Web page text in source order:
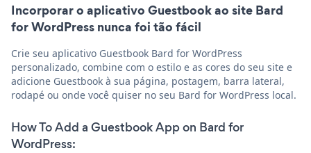
Incorporar o aplicativo Guestbook ao site Bard
for WordPress nunca foi tão fácil
Crie seu aplicativo Guestbook Bard for WordPress
personalizado, combine com o estilo e as cores do seu site e
adicione Guestbook à sua página, postagem, barra lateral,
rodapé ou onde você quiser no seu Bard for WordPress local.
How To Add a Guestbook App on Bard for
WordPress: